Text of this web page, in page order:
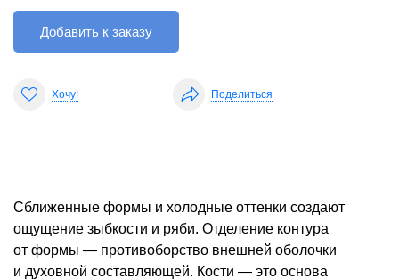
Добавить к заказу
Хочу! Поделиться
Сближенные формы и холодные оттенки создают
ощущение зыбкости и ряби. Отделение контура
от формы — противоборство внешней оболочки
и духовной составляющей. Кости — это основа